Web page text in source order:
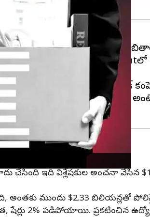
తొలగించేటెక్ దిగ్గజాల
ఈ తొలగింపులు asset
ఇటువంటి టెక్
$10 బిలియన్ల లక్ష్యం కంటే
షేర్లు 2% పడిపోయాయి
ఇది విశ్లేషకుల అంచనా వేసిన
ముందు $2.33 బిలియన్లతో
షేర్లు 2% పడిపోయాయి. ప్రకటించిన